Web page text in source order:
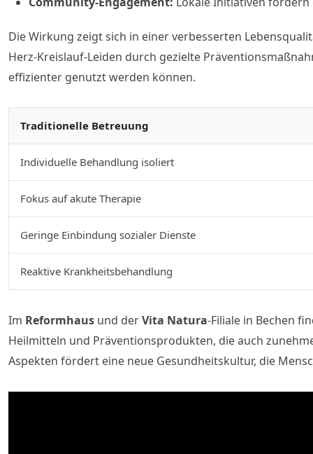
Die Wirkung zeigt sich in einer verbesserten
Herz-Kreislauf-Leiden durch gezielte
effizienter genutzt werden können.
Traditionelle Betreuung
Individuelle Behandlung isoliert
Fokus auf akute Therapie
Geringe Einbindung sozialer Dienste
Reaktive Krankheitsbehandlung
Im Reformhaus und derVita Natura-Filiale in Bechen
Heilmitteln und Präventionsprodukten, die auch
Aspekten fördert eine neue Gesundheitskultur, die